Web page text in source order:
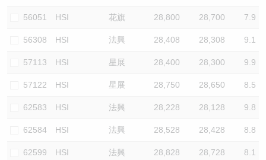
56051 HSI 花旗 28,800 28,700 7.9
56308 HSI 法興 28,408 28,308 9.1
57113 HSI 星展 28,400 28,300 9.9
57122 HSI 星展 28,750 28,650 8.5
62583 HSI 法興 28,228 28,128 9.8
62584 HSI 法興 28,528 28,428 8.8
62599 HSI 法興 28,828 28,728 8.1